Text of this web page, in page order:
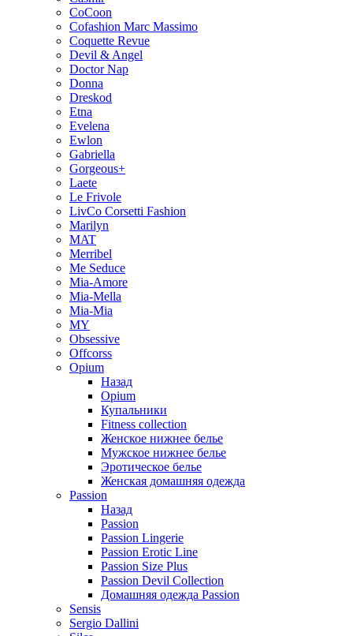
CoCoon
Cofashion Marc Massimo
Coquette Revue
Devil & Angel
Doctor Nap
Donna
Dreskod
Etna
Evelena
Ewlon
Gabriella
Gorgeous+
Laete
Le Frivole
LivCo Corsetti Fashion
Marilyn
MAT
Merribel
Me Seduce
Mia-Amore
Mia-Mella
Mia-Mia
MY
Obsessive
Offcorss
Opium
Назад
Opium
Купальники
Fitness collection
Женское нижнее белье
Мужское нижнее белье
Эротическое белье
Женская домашняя одежда
Passion
Назад
Passion
Passion Lingerie
Passion Erotic Line
Passion Size Plus
Passion Devil Collection
Домашняя одежда Passion
Sensis
Sergio Dallini